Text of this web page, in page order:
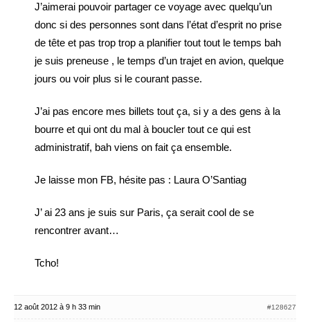
J’aimerai pouvoir partager ce voyage avec quelqu’un
donc si des personnes sont dans l’état d’esprit no prise
de tête et pas trop trop a planifier tout tout le temps bah
je suis preneuse , le temps d’un trajet en avion, quelque
jours ou voir plus si le courant passe.
J’ai pas encore mes billets tout ça, si y a des gens à la
bourre et qui ont du mal à boucler tout ce qui est
administratif, bah viens on fait ça ensemble.
Je laisse mon FB, hésite pas : Laura O’Santiag
J’ ai 23 ans je suis sur Paris, ça serait cool de se
rencontrer avant…
Tcho!
12 août 2012 à 9 h 33 min #128627